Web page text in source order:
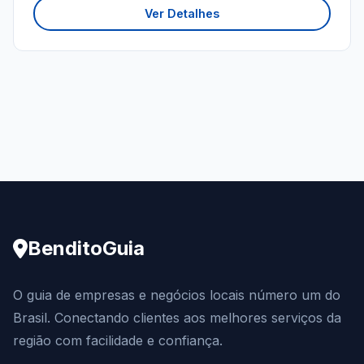
Ver Detalhes
BenditoGuia
O guia de empresas e negócios locais número um do
Brasil. Conectando clientes aos melhores serviços da
região com facilidade e confiança.